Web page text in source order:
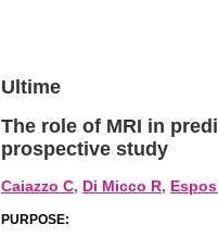
Ultime
The role of MRI in
prospective study
Caiazzo C, Di Micco R,
PURPOSE: